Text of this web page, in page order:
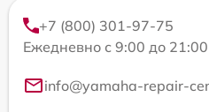
+7 (800) 301-97-75
Ежедневно с 9:00 до 21:00
info@yamaha-repair-